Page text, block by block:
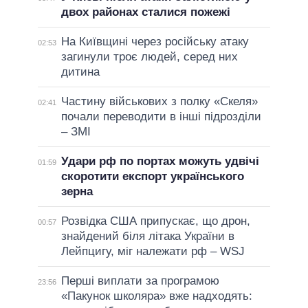
двох районах сталися пожежі
02:53
На Київщині через російську атаку
загинули троє людей, серед них
дитина
02:41
Частину військових з полку «Скеля»
почали переводити в інші підрозділи
– ЗМІ
01:59 Удари рф по портах можуть удвічі
скоротити експорт українського
зерна
00:57
Розвідка США припускає, що дрон,
знайдений біля літака України в
Лейпцигу, міг належати рф – WSJ
23:56
Перші виплати за програмою
«Пакунок школяра» вже надходять: